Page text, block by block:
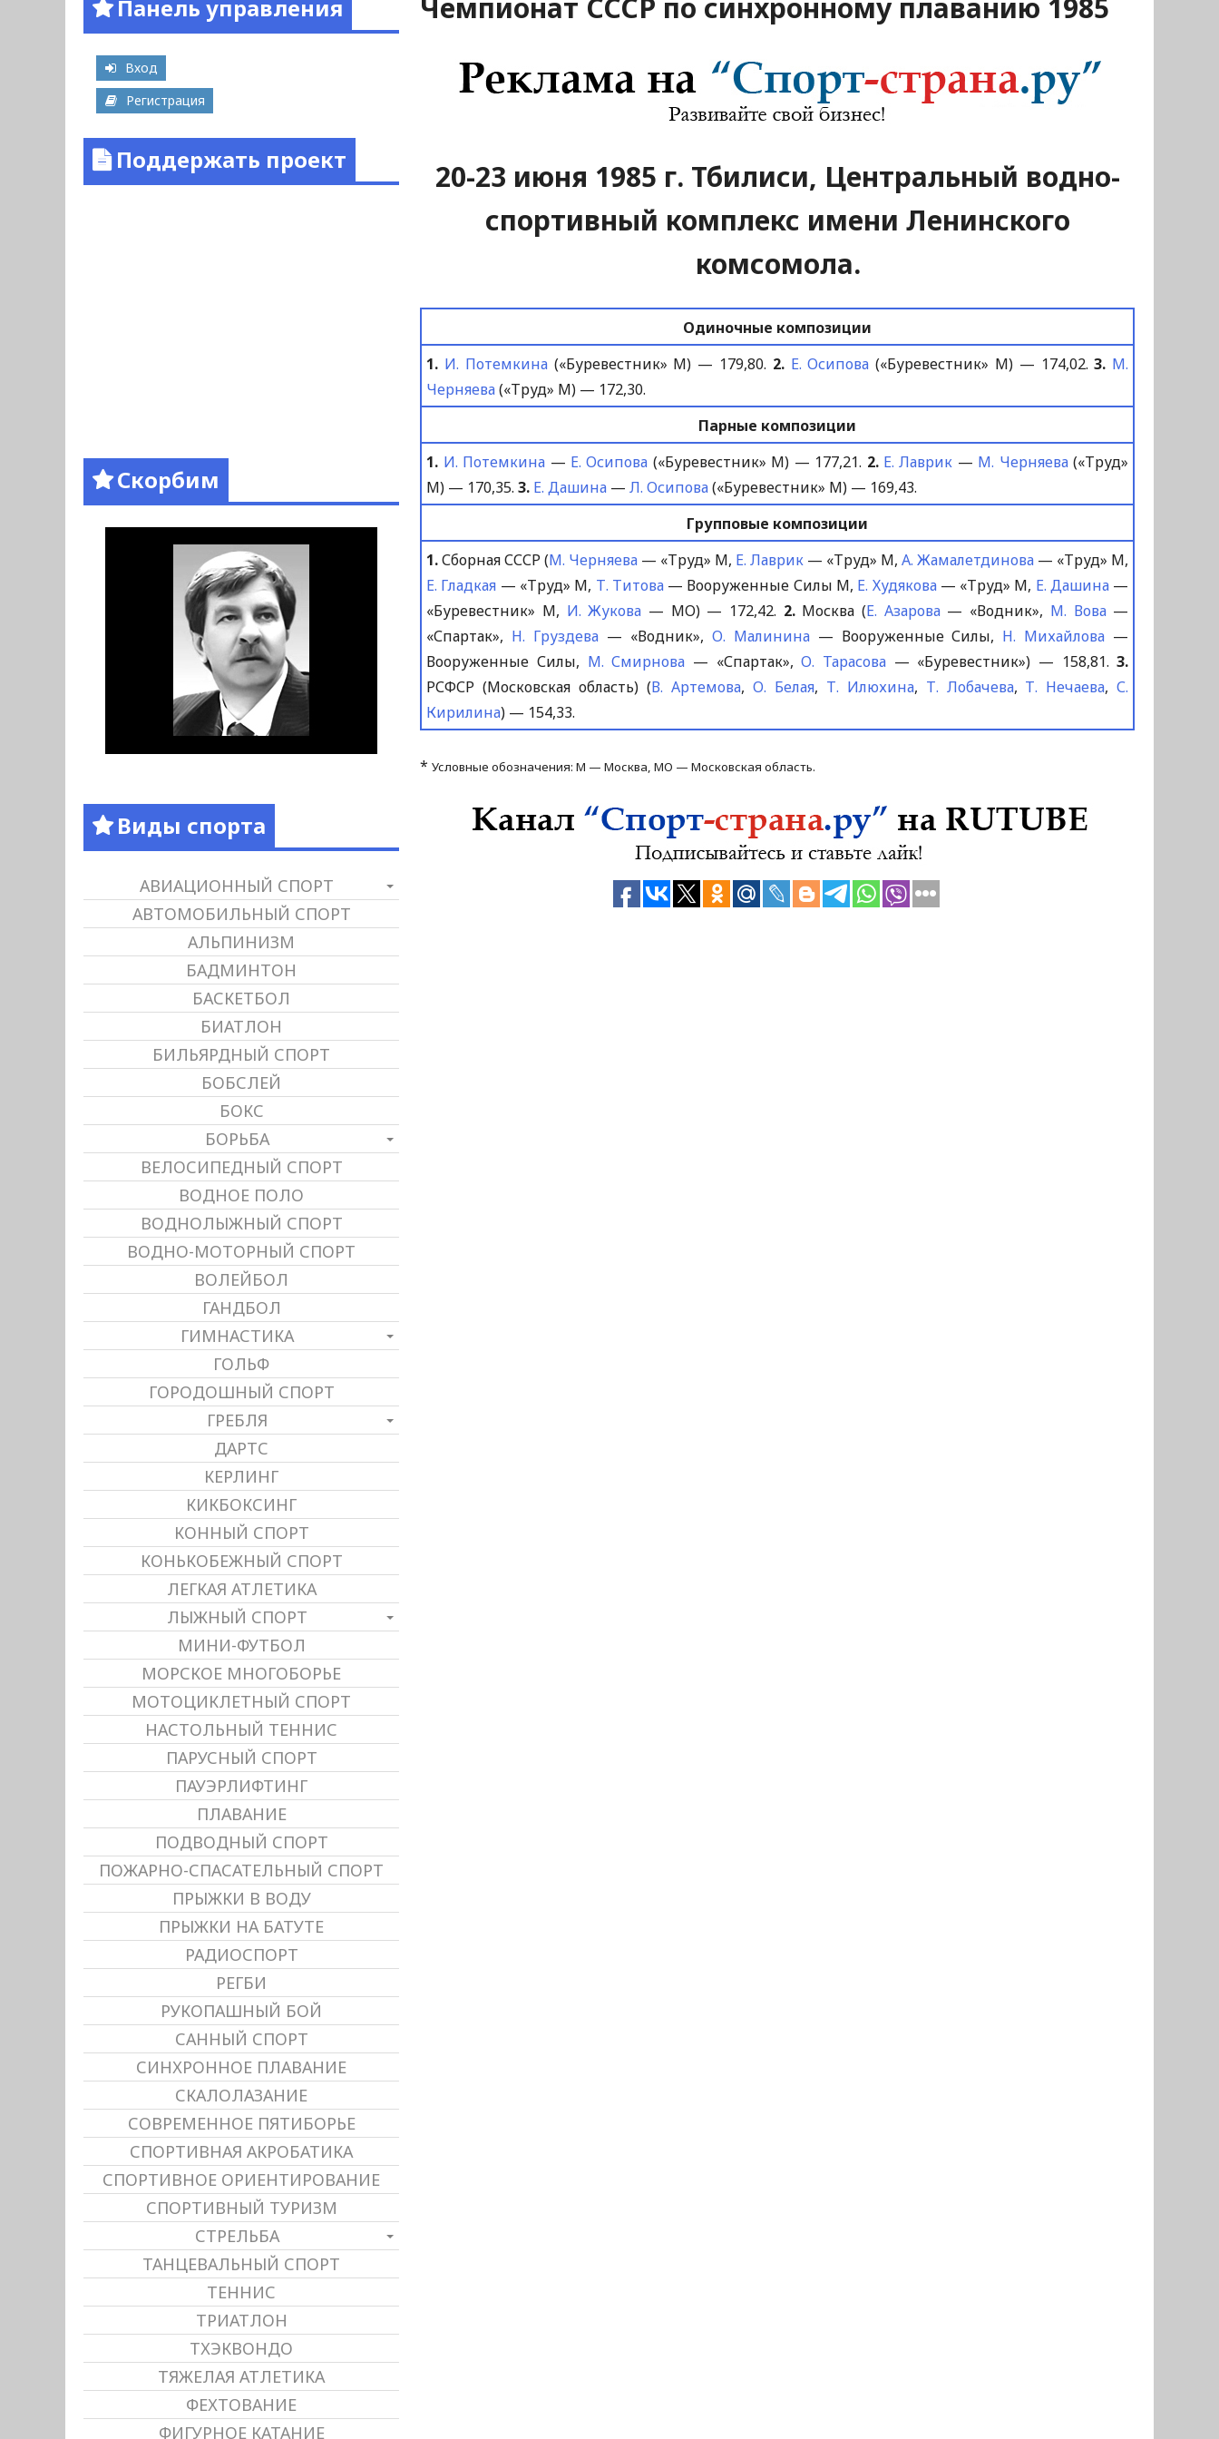
Чемпионат СССР по синхронному плаванию 1985
20-23 июня 1985 г. Тбилиси, Центральный водно-
спортивный комплекс имени Ленинского
комсомола.
Одиночные композиции
1. И. Потемкина(«Буревестник» М) — 179,80. 2. Е. Осипова («Буревестник» М) — 174,02.3. М.
Черняева(«Труд» М) — 172,30.
Парные композиции
1. И. Потемкина — Е. Осипова («Буревестник» М) — 177,21. 2. Е. Лаврик — М. Черняева(«Труд»
М) — 170,35.3. Е. Дашина —Л. Осипова(«Буревестник» М) — 169,43.
Групповые композиции
1.Сборная СССР (М. Черняева — «Труд» М, Е. Лаврик — «Труд» М,А. Жамалетдинова — «Труд» М,
Е. Гладкая — «Труд» М, Т. Титова— Вооруженные Силы М, Е. Худякова— «Труд» М, Е. Дашина—
«Буревестник» М, И. Жукова — МО) — 172,42. 2.Москва (Е. Азарова— «Водник», М. Вова—
«Спартак», Н. Груздева — «Водник», О. Малинина— Вооруженные Силы, Н. Михайлова —
Вооруженные Силы, М. Смирнова — «Спартак»,О. Тарасова— «Буревестник») — 158,81.3.
РСФСР (Московская область) (В. Артемова, О. Белая, Т. Илюхина, Т. Лобачева, Т. Нечаева,С.
Кирилина) — 154,33.
*Условные обозначения: М — Москва, МО — Московская область.
Панель управления
Вход
Регистрация
Поддержать проект
Скорбим
Виды спорта
АВИАЦИОННЫЙ СПОРТ
АВТОМОБИЛЬНЫЙ СПОРТ
АЛЬПИНИЗМ
БАДМИНТОН
БАСКЕТБОЛ
БИАТЛОН
БИЛЬЯРДНЫЙ СПОРТ
БОБСЛЕЙ
БОКС
БОРЬБА
ВЕЛОСИПЕДНЫЙ СПОРТ
ВОДНОЕ ПОЛО
ВОДНОЛЫЖНЫЙ СПОРТ
ВОДНО-МОТОРНЫЙ СПОРТ
ВОЛЕЙБОЛ
ГАНДБОЛ
ГИМНАСТИКА
ГОЛЬФ
ГОРОДОШНЫЙ СПОРТ
ГРЕБЛЯ
ДАРТС
КЕРЛИНГ
КИКБОКСИНГ
КОННЫЙ СПОРТ
КОНЬКОБЕЖНЫЙ СПОРТ
ЛЕГКАЯ АТЛЕТИКА
ЛЫЖНЫЙ СПОРТ
МИНИ-ФУТБОЛ
МОРСКОЕ МНОГОБОРЬЕ
МОТОЦИКЛЕТНЫЙ СПОРТ
НАСТОЛЬНЫЙ ТЕННИС
ПАРУСНЫЙ СПОРТ
ПАУЭРЛИФТИНГ
ПЛАВАНИЕ
ПОДВОДНЫЙ СПОРТ
ПОЖАРНО-СПАСАТЕЛЬНЫЙ СПОРТ
ПРЫЖКИ В ВОДУ
ПРЫЖКИ НА БАТУТЕ
РАДИОСПОРТ
РЕГБИ
РУКОПАШНЫЙ БОЙ
САННЫЙ СПОРТ
СИНХРОННОЕ ПЛАВАНИЕ
СКАЛОЛАЗАНИЕ
СОВРЕМЕННОЕ ПЯТИБОРЬЕ
СПОРТИВНАЯ АКРОБАТИКА
СПОРТИВНОЕ ОРИЕНТИРОВАНИЕ
СПОРТИВНЫЙ ТУРИЗМ
СТРЕЛЬБА
ТАНЦЕВАЛЬНЫЙ СПОРТ
ТЕННИС
ТРИАТЛОН
ТХЭКВОНДО
ТЯЖЕЛАЯ АТЛЕТИКА
ФЕХТОВАНИЕ
ФИГУРНОЕ КАТАНИЕ